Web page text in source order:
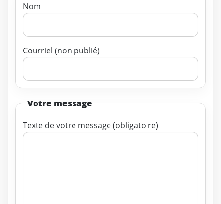
Nom
Courriel (non publié)
Votre message
Texte de votre message (obligatoire)